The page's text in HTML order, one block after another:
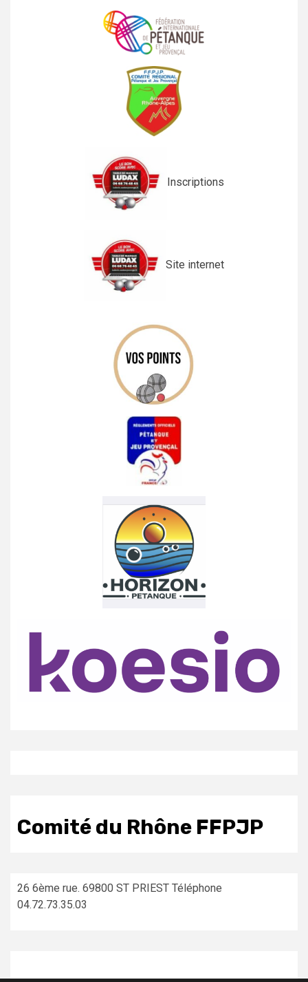
Inscriptions
Site internet
Comité du Rhône FFPJP
26 6ème rue. 69800 ST PRIEST Téléphone
04.72.73.35.03